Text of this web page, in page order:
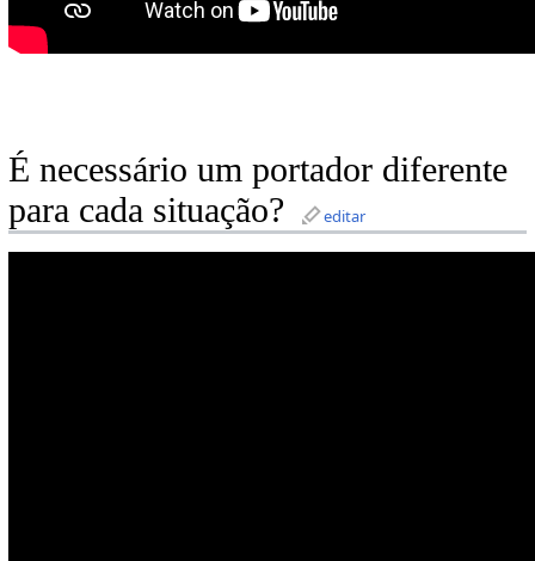
É necessário um portador diferente
para cada situação?
editar